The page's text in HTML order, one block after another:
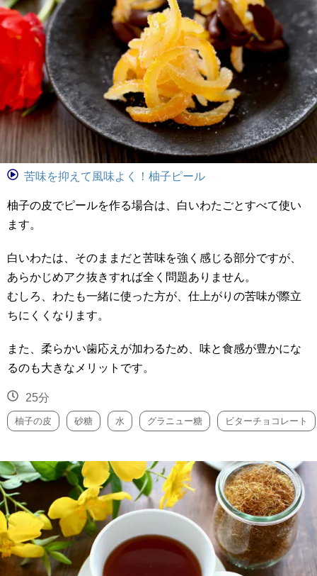
苦味を抑えて風味よく！柚子ピール
柚子の皮でピールを作る場合は、白いわたごとすべて使い
ます。
白いわたは、そのままだと苦味を強く感じる部分ですが、
あらかじめアク抜きすれば全く問題ありません。
むしろ、わたも一緒に使った方が、仕上がりの苦味が際立
ちにくくなります。
また、柔らかい歯応えが加わるため、味と食感が豊かにな
るのも大きなメリットです。
25分
柚子の皮 砂糖 水 グラニュー糖 ビターチョコレート